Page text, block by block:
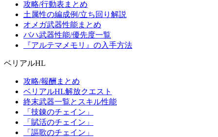
攻略/行動表まとめ
土属性の編成例/立ち回り解説
オメガ武器性能まとめ
バハ武器性能/優先度一覧
『アルテマメモリ』の入手方法
ベリアルHL
攻略/報酬まとめ
ベリアルHL解放クエスト
終末武器一覧とスキル性能
「技錬のチェイン」
「賦活のチェイン」
「謳歌のチェイン」